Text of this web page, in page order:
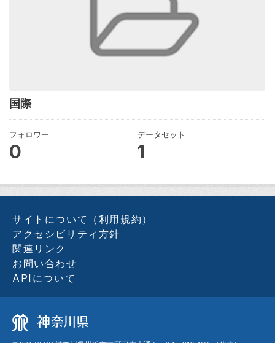
国際
フォロワー
0
データセット
1
サイトについて（利用規約）
アクセシビリティ方針
関連リンク
お問い合わせ
APIについて